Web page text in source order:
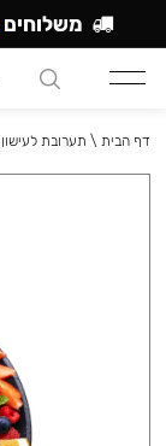
דף הבית \ תערובת לעישון
משלוחים